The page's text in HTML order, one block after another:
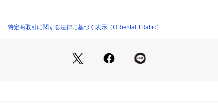
特定商取引に関する法律に基づく表示（ORiental TRaffic）